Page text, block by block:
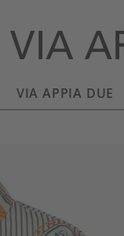
VIA APPIA DUE